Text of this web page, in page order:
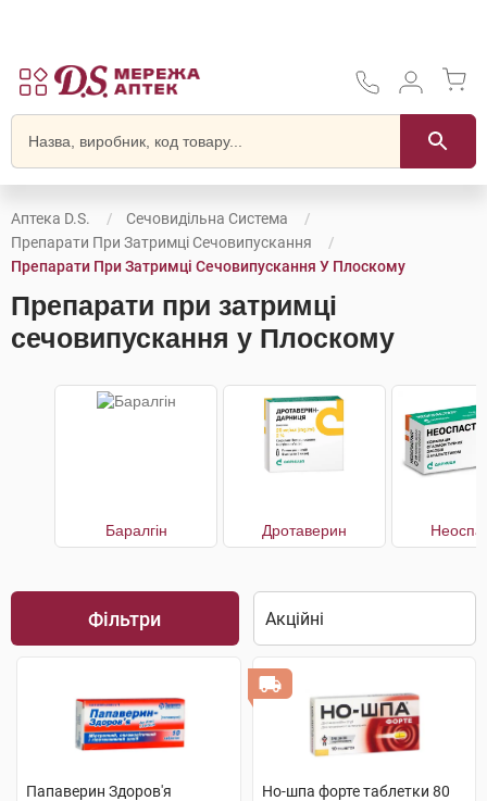
Аптека D.S.
Сечовидільна Система
Препарати При Затримці Сечовипускання
Препарати При Затримці Сечовипускання У Плоскому
Препарати при затримці
сечовипускання у Плоскому
Баралгін Дротаверин
Фільтри
Папаверин Здоров'я
Но-шпа форте таблетки 80